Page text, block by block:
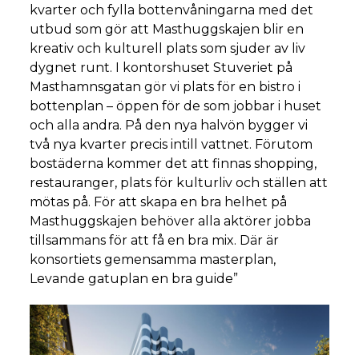
kvarter och fylla bottenvåningarna med det
utbud som gör att Masthuggskajen blir en
kreativ och kulturell plats som sjuder av liv
dygnet runt. I kontorshuset Stuveriet på
Masthamnsgatan gör vi plats för en bistro i
bottenplan – öppen för de som jobbar i huset
och alla andra. På den nya halvön bygger vi
två nya kvarter precis intill vattnet. Förutom
bostäderna kommer det att finnas shopping,
restauranger, plats för kulturliv och ställen att
mötas på. För att skapa en bra helhet på
Masthuggskajen behöver alla aktörer jobba
tillsammans för att få en bra mix. Där är
konsortiets gemensamma masterplan,
Levande gatuplan en bra guide”